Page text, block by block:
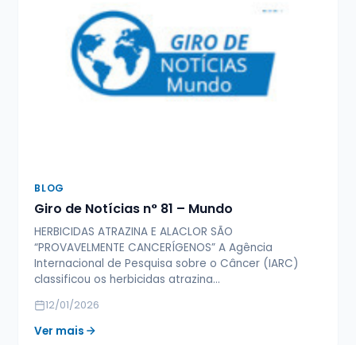
BLOG
Giro de Notícias n° 81 – Mundo
HERBICIDAS ATRAZINA E ALACLOR SÃO
“PROVAVELMENTE CANCERÍGENOS” A Agência
Internacional de Pesquisa sobre o Câncer (IARC)
classificou os herbicidas atrazina…
12/01/2026
Ver mais